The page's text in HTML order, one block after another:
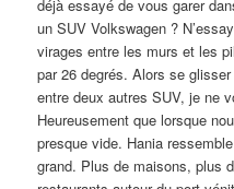
déjà essayé de vous garer
un SUV Volkswagen ?
virages entre les murs et les
par 26 degrés. Alors se
entre deux autres SUV, je ne
Heureusement que lorsque
presque vide. Hania
grand. Plus de maisons, plus